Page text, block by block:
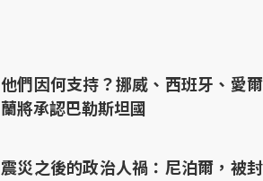
他們因何支持？挪威、西班牙、愛爾
蘭將承認巴勒斯坦國
震災之後的政治人禍：尼泊爾，被封